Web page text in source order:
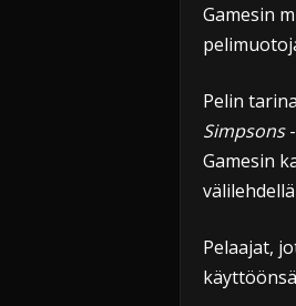
Gamesin
Pelin
Simpsons-
Gamesin
Pelaajat,